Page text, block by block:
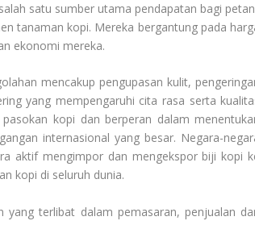
satu sumber utama pendapatan bagi
tanaman kopi. Mereka bergantung pada
ekonomi mereka.
mencakup pengupasan kulit,
yang mempengaruhi cita rasa serta
kopi dan berperan dalam
internasional yang besar. Negara-
aktif mengimpor dan mengekspor biji kopi
kopi di seluruh dunia.
yang terlibat dalam pemasaran, penjualan